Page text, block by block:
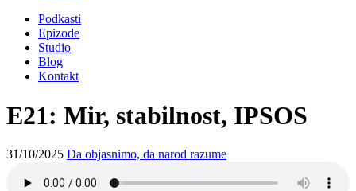
Podkasti
Epizode
Studio
Blog
Kontakt
E21: Mir, stabilnost, IPSOS
31/10/2025 Da objasnimo, da narod razume